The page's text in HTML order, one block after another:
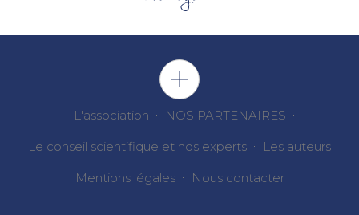
L'association NOS PARTENAIRES
Le conseil scientifique et nos experts Les auteurs
Mentions légales Nous contacter